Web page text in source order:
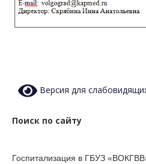
Версия для
Поиск по сайту
Госпитализация в ГБУЗ